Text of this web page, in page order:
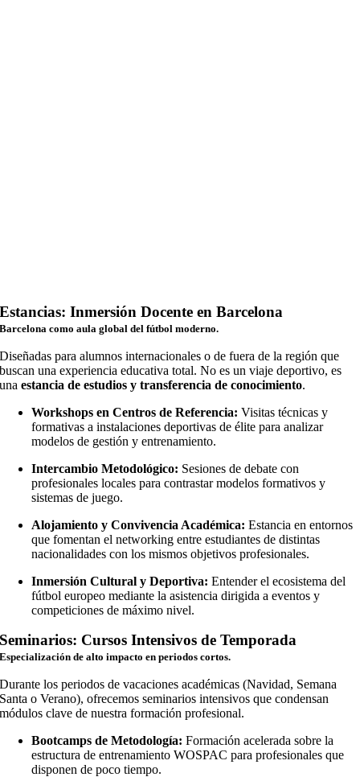
Estancias: Inmersión Docente en Barcelona
Barcelona como aula global del fútbol moderno.
Diseñadas para alumnos internacionales o de fuera de la región que
buscan una experiencia educativa total. No es un viaje deportivo, es
unaestancia de estudios y transferencia de conocimiento.
Workshops en Centros de Referencia: Visitas técnicas y
formativas a instalaciones deportivas de élite para analizar
modelos de gestión y entrenamiento.
Intercambio Metodológico: Sesiones de debate con
profesionales locales para contrastar modelos formativos y
sistemas de juego.
Alojamiento y Convivencia Académica: Estancia en entornos
que fomentan el networking entre estudiantes de distintas
nacionalidades con los mismos objetivos profesionales.
Inmersión Cultural y Deportiva: Entender el ecosistema del
fútbol europeo mediante la asistencia dirigida a eventos y
competiciones de máximo nivel.
Seminarios: Cursos Intensivos de Temporada
Especialización de alto impacto en periodos cortos.
Durante los periodos de vacaciones académicas (Navidad, Semana
Santa o Verano), ofrecemos seminarios intensivos que condensan
módulos clave de nuestra formación profesional.
Bootcamps de Metodología: Formación acelerada sobre la
estructura de entrenamiento WOSPAC para profesionales que
disponen de poco tiempo.